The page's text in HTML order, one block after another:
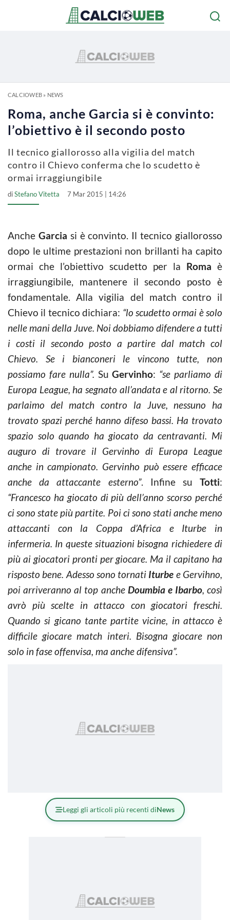
CALCIOWEB» NEWS
Roma, anche Garcia si è convinto:
l’obiettivo è il secondo posto
Il tecnico giallorosso alla vigilia del match
contro il Chievo conferma che lo scudetto è
ormai irraggiungibile
diStefano Vitetta 7 Mar 2015 | 14:26
Anche Garcia si è convinto. Il tecnico giallorosso
dopo le ultime prestazioni non brillanti ha capito
ormai che l’obiettivo scudetto per la Roma è
irraggiungibile, mantenere il secondo posto è
fondamentale. Alla vigilia del match contro il
Chievo il tecnico dichiara: “lo scudetto ormai è solo
nelle mani della Juve. Noi dobbiamo difendere a tutti
i costi il secondo posto a partire dal match col
Chievo. Se i bianconeri le vincono tutte, non
possiamo fare nulla”. SuGervinho: “se parliamo di
Europa League, ha segnato all’andata e al ritorno. Se
parlaimo del match contro la Juve, nessuno ha
trovato spazi perché hanno difeso bassi. Ha trovato
spazio solo quando ha giocato da centravanti. Mi
auguro di trovare il Gervinho di Europa League
anche in campionato. Gervinho può essere efficace
anche da attaccante esterno”. Infine su Totti:
“Francesco ha giocato di più dell’anno scorso perché
ci sono state più partite. Poi ci sono stati anche meno
attaccanti con la Coppa d’Africa e Iturbe in
infermeria. In queste situazioni bisogna richiedere di
più ai giocatori pronti per giocare. Ma il capitano ha
risposto bene. Adesso sono tornati Iturbe e Gervihno,
poi arriveranno al top anche Doumbia e Ibarbo, così
avrò più scelte in attacco con giocatori freschi.
Quando si gicano tante partite vicine, in attacco è
difficile giocare match interi. Bisogna giocare non
solo in fase offenvisa, ma anche difensiva”.
Leggi gli articoli più recenti diNews